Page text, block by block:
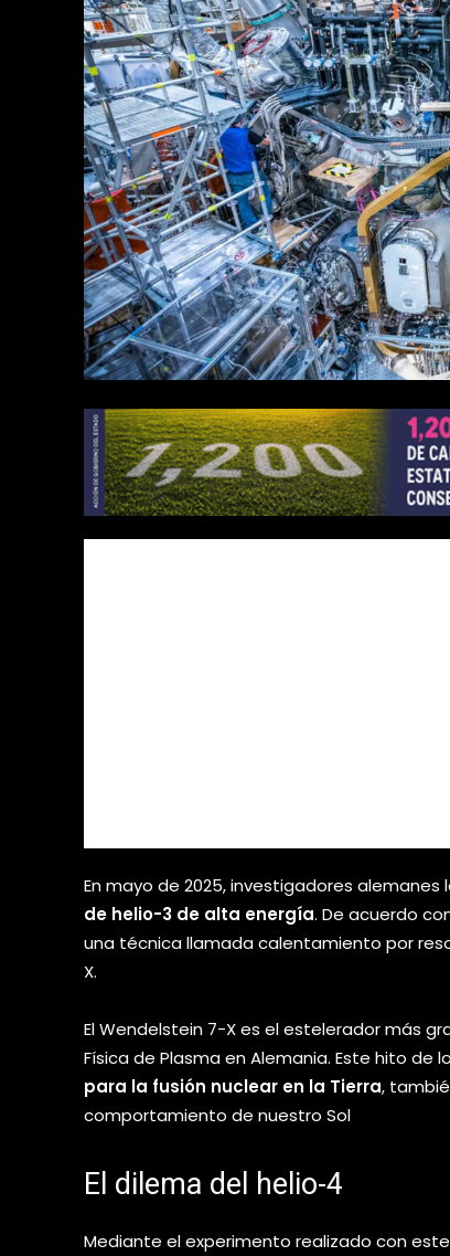
En mayo de 2025, investigadores
de helio-3 de alta energía. De acuerdo
una técnica llamada calentamiento por
X.
El Wendelstein 7-X es el estelerador más
Física de Plasma en Alemania. Este hito
para la fusión nuclear en la Tierra,
comportamiento de nuestro Sol
El dilema del helio-4
Mediante el experimento realizado con